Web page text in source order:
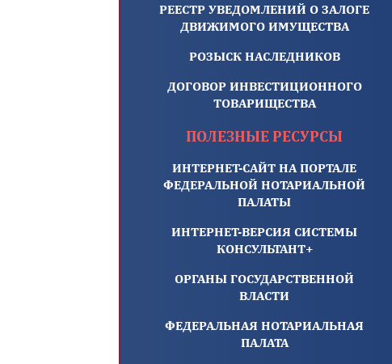
РЕЕСТР УВЕДОМЛЕНИЙ О ЗАЛОГЕ
ДВИЖИМОГО ИМУЩЕСТВА
РОЗЫСК НАСЛЕДНИКОВ
ДОГОВОР ИНВЕСТИЦИОННОГО
ТОВАРИЩЕСТВА
ПОЛЕЗНЫЕ РЕСУРСЫ
ИНТЕРНЕТ-САЙТ НА ПОРТАЛЕ
ФЕДЕРАЛЬНОЙ НОТАРИАЛЬНОЙ
ПАЛАТЫ
ИНТЕРНЕТ-ВЕРСИЯ СИСТЕМЫ
КОНСУЛЬТАНТ+
ОРГАНЫ ГОСУДАРСТВЕННОЙ
ВЛАСТИ
ФЕДЕРАЛЬНАЯ НОТАРИАЛЬНАЯ
ПАЛАТА